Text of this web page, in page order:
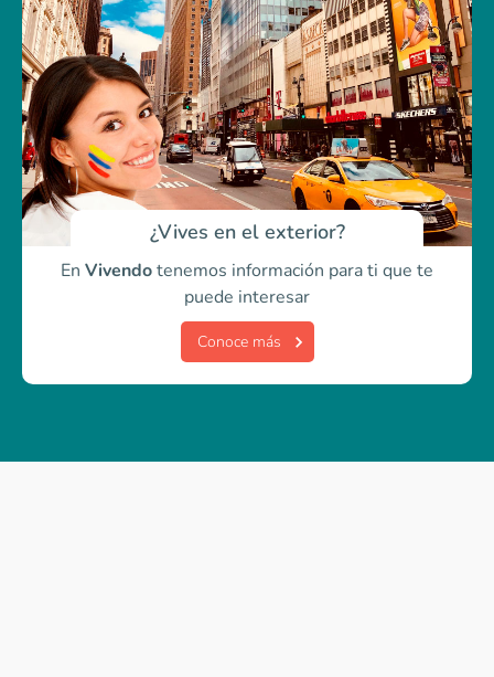
¿Vives en el exterior?
En Vivendotenemos información para ti que te
puede interesar
Conoce más